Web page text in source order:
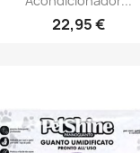
22,95 €